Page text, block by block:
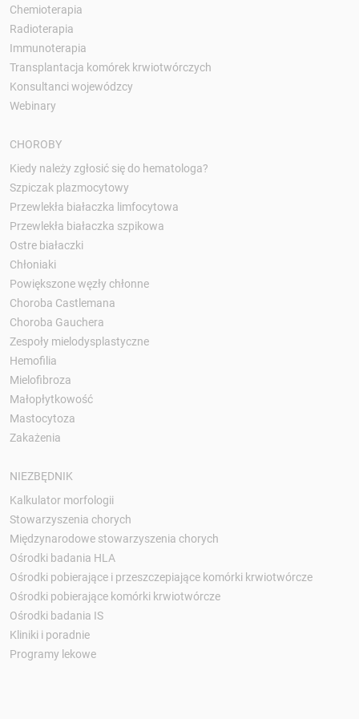
Chemioterapia
Radioterapia
Immunoterapia
Transplantacja komórek krwiotwórczych
Konsultanci wojewódzcy
Webinary
CHOROBY
Kiedy należy zgłosić się do hematologa?
Szpiczak plazmocytowy
Przewlekła białaczka limfocytowa
Przewlekła białaczka szpikowa
Ostre białaczki
Chłoniaki
Powiększone węzły chłonne
Choroba Castlemana
Choroba Gauchera
Zespoły mielodysplastyczne
Hemofilia
Mielofibroza
Małopłytkowość
Mastocytoza
Zakażenia
NIEZBĘDNIK
Kalkulator morfologii
Stowarzyszenia chorych
Międzynarodowe stowarzyszenia chorych
Ośrodki badania HLA
Ośrodki pobierające i przeszczepiające komórki krwiotwórcze
Ośrodki pobierające komórki krwiotwórcze
Ośrodki badania IS
Kliniki i poradnie
Programy lekowe